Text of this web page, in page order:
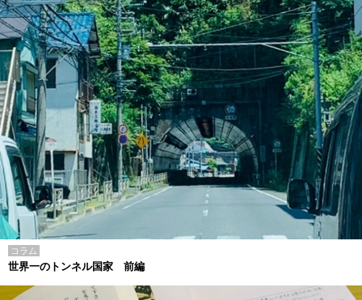
コラム
世界一のトンネル国家 前編